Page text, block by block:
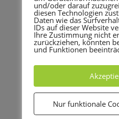
E-Mail: post@sguu.de
Schreinerwerkstätte
Straße:Orber Straße 40
60386 Frankfurt am
Telefon:069 412045
FAX:
und/oder darauf
diesen Technologien
Daten wie das
IDs auf dieser Website
Ihre Zustimmung nicht
zurückziehen, könnten
und Funktionen
Nur funktionale